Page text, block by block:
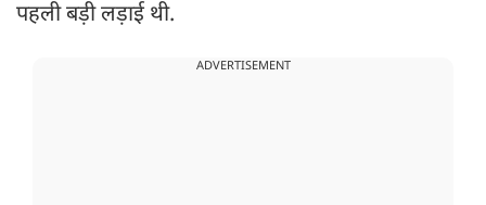
पहली बड़ी लड़ाई थी.
ADVERTISEMENT